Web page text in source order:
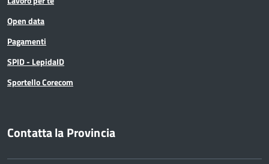
Open data
Pagamenti
SPID - LepidaID
Sportello Corecom
Contatta la Provincia